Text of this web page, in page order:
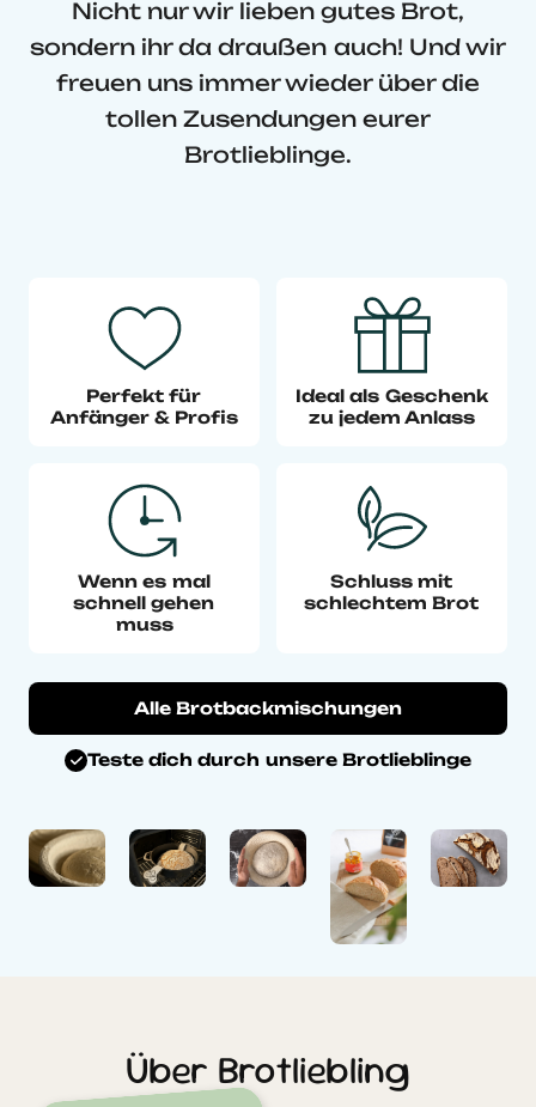
Nicht nur wir lieben gutes Brot,
sondern ihr da draußen auch! Und wir
freuen uns immer wieder über die
tollen Zusendungen eurer
Brotlieblinge.
Perfekt für
Anfänger & Profis
Ideal als Geschenk
zu jedem Anlass
Wenn es mal
schnell gehen
muss
Schluss mit
schlechtem Brot
Alle Brotbackmischungen
Teste dich durch unsere Brotlieblinge
Über Brotliebling